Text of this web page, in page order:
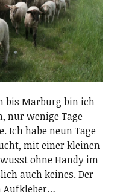
bis Marburg bin ich
nur wenige Tage
Ich habe neun Tage
mit einer kleinen
ohne Handy im
auch keines. Der
Aufkleber…